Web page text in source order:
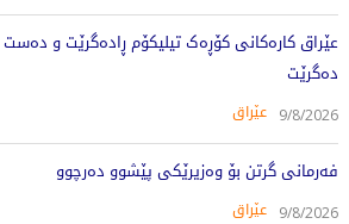
عێراق کارەکانی کۆڕەک تیلیکۆم ڕادەگرێت و دەست
دەگرێت
9/8/2026 عێراق
فەرمانی گرتن بۆ وەزیرێکی پێشوو دەرچوو
9/8/2026 عێراق